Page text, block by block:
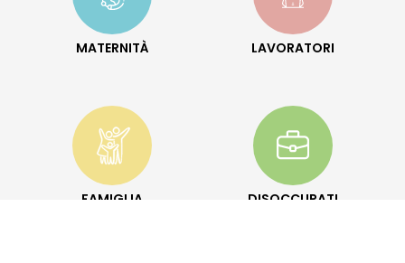
MATERNITÀ LAVORATORI
FAMIGLIA DISOCCUPATI